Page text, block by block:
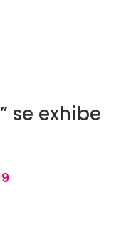
se exhibe
10/2019